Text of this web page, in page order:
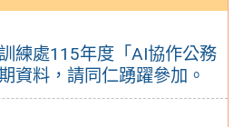
練處115年度「AI協作公務
資料，請同仁踴躍參加。